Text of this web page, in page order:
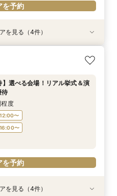
を予約
オススメ】見積りまでしっかり
12:00〜
〜
予約
イン相談会】スマホで簡単！
13:00〜
〜
予約
ン】貸切邸宅で叶える少人数ウ
12:00〜
〜
予約
服選べる特典有】安心マタニ
12:00〜
〜
予約
を見る（4件）
】選べる会場！リアル挙式＆演
待
度
12:00〜
16:00〜
を予約
を見る（4件）